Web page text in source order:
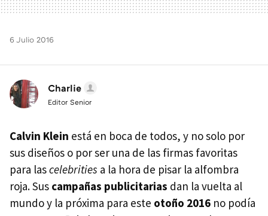
6 Julio 2016
Charlie
Editor Senior
Calvin Klein está en boca de todos, y no solo por
sus diseños o por ser una de las firmas favoritas
para lascelebrities a la hora de pisar la alfombra
roja. Sus campañas publicitarias dan la vuelta al
mundo y la próxima para este otoño 2016 no podía